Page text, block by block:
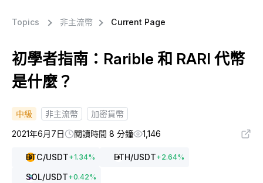
Topics 非主流幣 Current Page
初學者指南：Rarible 和 RARI 代幣
是什麼？
中級 非主流幣
加密貨幣
2021年6月7日
閱讀時間 8 分鐘 1,146
BTC/USDT+1.34% ETH/USDT+2.64%
SOL/USDT+0.42%